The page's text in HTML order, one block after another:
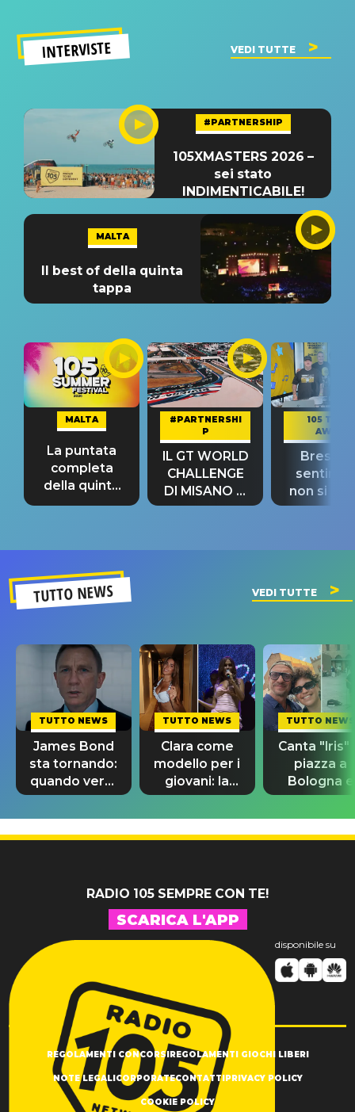
INTERVISTE VEDI TUTTE
#PARTNERSHIP
105XMASTERS 2026 –
sei stato
INDIMENTICABILE!
MALTA
Il best of della quinta
tappa
MALTA
La puntata
completa
della quinta
tappa
#PARTNERSHI
P
IL GT WORLD
CHALLENGE
DI MISANO si
riconferma
105 TAKE
AWAY
Bresh:
non si
fino alla
TUTTO NEWS VEDI TUTTE
TUTTO NEWS
James Bond
sta tornando:
quando verrà
svelato il
nuovo 007
TUTTO NEWS
Clara come
modello per i
giovani: la
dedica
dell'ex
professore
TUTTO NEWS
Canta "Iris"
piazza a
Bologna e
spunta
Antonacci
RADIO 105 SEMPRE CON TE!
SCARICA L'APP
disponibile su
REGOLAMENTI CONCORSIREGOLAMENTI GIOCHI LIBERI
NOTE LEGALICORPORATECONTATTIPRIVACY POLICY
COOKIE POLICY